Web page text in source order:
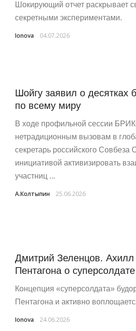
Шокирующий отчет раскрывает
секретными экспериментами.
Ionova 04.07.2026
Шойгу заявил о
по всему миру
В ходе профильной сессии
нетрадиционным вызовам в
секретарь российского Совбеза
инициативой активизировать
участниц ...
А.Колтыпин 25.06.2026
Дмитрий Зеленцов.
Пентагона о суперсолдате
Концепция «суперсолдата»
Пентагона и активно
Ionova 24.06.2026